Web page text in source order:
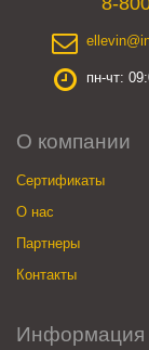
пн-чт:
О компании
Сертификаты
О нас
Партнеры
Контакты
Информация